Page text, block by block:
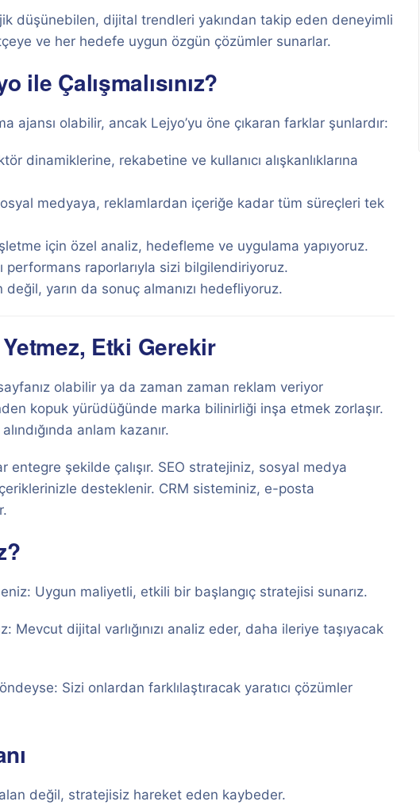
düşünebilen, dijital trendleri yakından takip eden deneyimli
ve her hedefe uygun özgün çözümler sunarlar.
ile Çalışmalısınız?
ajansı olabilir, ancak Lejyo’yu öne çıkaran farklar şunlardır:
dinamiklerine, rekabetine ve kullanıcı alışkanlıklarına
medyaya, reklamlardan içeriğe kadar tüm süreçleri tek
için özel analiz, hedefleme ve uygulama yapıyoruz.
performans raporlarıyla sizi bilgilendiriyoruz.
yarın da sonuç almanızı hedefliyoruz.
Etki Gerekir
olabilir ya da zaman zaman reklam veriyor
kopuk yürüdüğünde marka bilinirliği inşa etmek zorlaşır.
anlam kazanır.
entegre şekilde çalışır. SEO stratejiniz, sosyal medya
desteklenir. CRM sisteminiz, e-posta
Uygun maliyetli, etkili bir başlangıç stratejisi sunarız.
Mevcut dijital varlığınızı analiz eder, daha ileriye taşıyacak
Sizi onlardan farklılaştıracak yaratıcı çözümler
değil, stratejisiz hareket eden kaybeder.